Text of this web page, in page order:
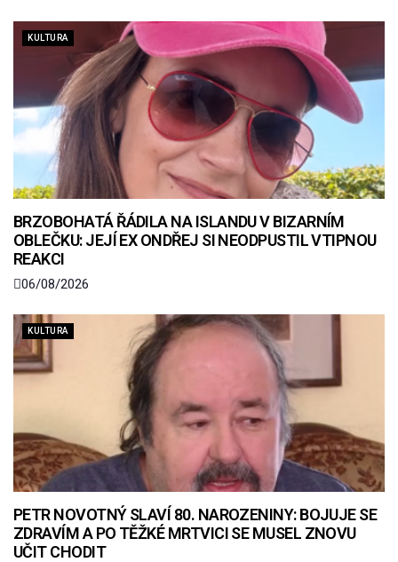
KULTURA
BRZOBOHATÁ ŘÁDILA NA ISLANDU V BIZARNÍM
OBLEČKU: JEJÍ EX ONDŘEJ SI NEODPUSTIL VTIPNOU
REAKCI
06/08/2026
KULTURA
PETR NOVOTNÝ SLAVÍ 80. NAROZENINY: BOJUJE SE
ZDRAVÍM A PO TĚŽKÉ MRTVICI SE MUSEL ZNOVU
UČIT CHODIT